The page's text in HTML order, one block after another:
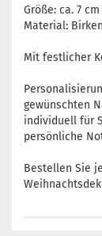
Größe: ca. 7
Material:
Mit festlicher
gewünschten
individuell für
persönliche
Bestellen Sie